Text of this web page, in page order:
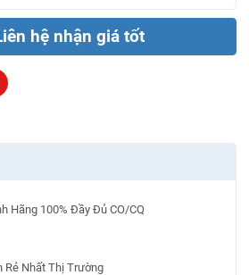
hệ nhận giá tốt
Hãng 100% Đầy Đủ CO/CQ
Rẻ Nhất Thị Trường